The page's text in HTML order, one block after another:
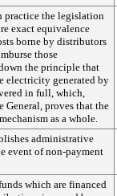
practice the legislation
exact equivalence
borne by distributors
those
the principle that
electricity generated by
in full, which,
General, proves that the
as a whole.
administrative
event of non-payment
which are financed